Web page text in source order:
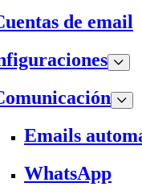
de email
Emails
WhatsApp